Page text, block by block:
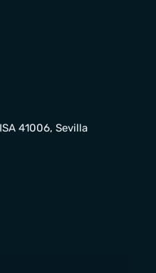
41006, Sevilla